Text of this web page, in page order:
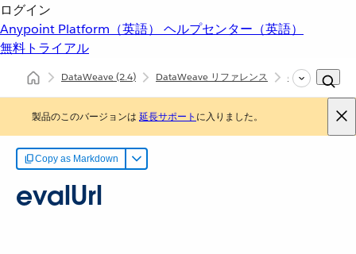
ログイン
Anypoint Platform（英語） ヘルプセンター（英語）
無料トライアル
DataWeave(2.4) DataWeave リファレンス dw::Runtime
製品のこのバージョンは 延長サポート に入りました。
Copy as Markdown
evalUrl